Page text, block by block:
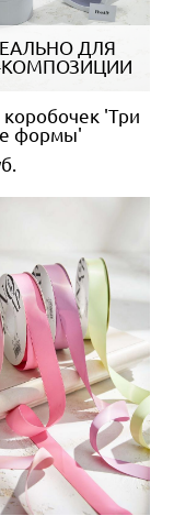
ДЛЯ
'Три
формы'